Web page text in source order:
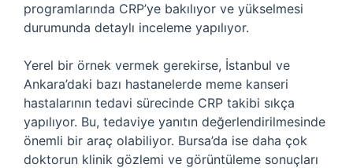
programlarında CRP’ye bakılıyor ve yükselmesi
durumunda detaylı inceleme yapılıyor.
Yerel bir örnek vermek gerekirse, İstanbul ve
Ankara’daki bazı hastanelerde meme kanseri
hastalarının tedavi sürecinde CRP takibi sıkça
yapılıyor. Bu, tedaviye yanıtın değerlendirilmesinde
önemli bir araç olabiliyor. Bursa’da ise daha çok
doktorun klinik gözlemi ve görüntüleme sonuçları